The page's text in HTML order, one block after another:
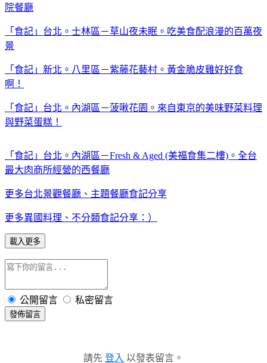
院餐廳
「食記」台北。士林區－草山夜未眠。吃美食配浪漫的百萬夜
景
「食記」新北。八里區－紫藤花藝村。黃金脆皮雞好好食
啊！
「食記」台北。內湖區－菠啾花園。來自東京的美味野菜料理
與野菜蛋糕！
「食記」台北。內湖區－Fresh & Aged (美福食集二樓)。全台
最大肉商所經營的西餐廳
更多台北景觀餐廳、主題餐廳食記分享
更多異國料理、不分類食記分享：）
載入更多
公開留言 私密留言
發佈留言
請先 登入 以發表留言。